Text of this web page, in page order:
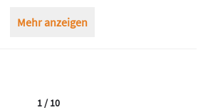
Mehr anzeigen
1 / 10